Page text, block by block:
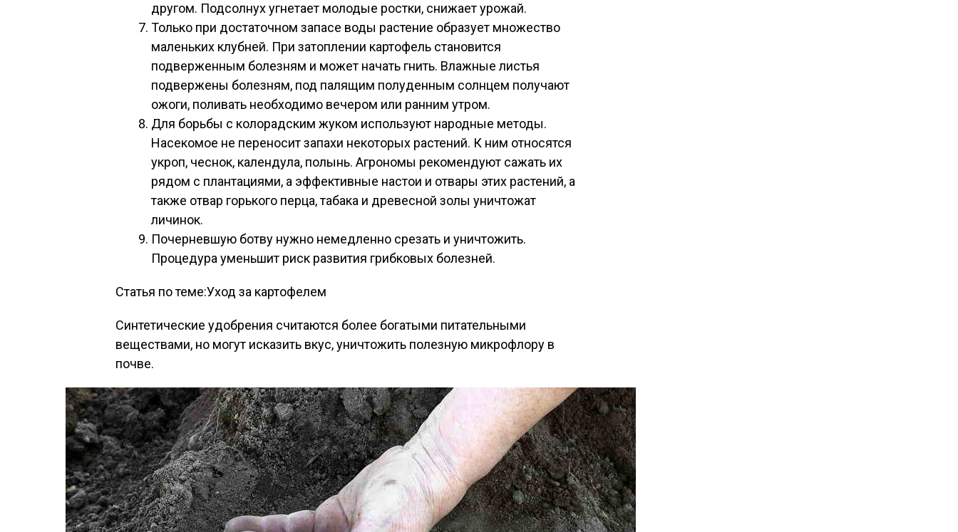
другом. Подсолнух угнетает молодые ростки, снижает урожай.
Только при достаточном запасе воды растение образует множество
маленьких клубней. При затоплении картофель становится
подверженным болезням и может начать гнить. Влажные листья
подвержены болезням, под палящим полуденным солнцем получают
ожоги, поливать необходимо вечером или ранним утром.
Для борьбы с колорадским жуком используют народные методы.
Насекомое не переносит запахи некоторых растений. К ним относятся
укроп, чеснок, календула, полынь. Агрономы рекомендуют сажать их
рядом с плантациями, а эффективные настои и отвары этих растений, а
также отвар горького перца, табака и древесной золы уничтожат
личинок.
Почерневшую ботву нужно немедленно срезать и уничтожить.
Процедура уменьшит риск развития грибковых болезней.
Статья по теме:Уход за картофелем
Синтетические удобрения считаются более богатыми питательными
веществами, но могут исказить вкус, уничтожить полезную микрофлору в
почве.